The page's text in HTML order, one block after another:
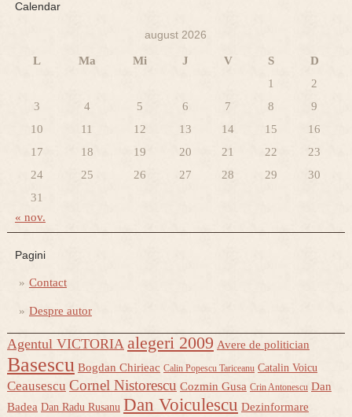
Calendar
august 2026
L Ma Mi J V S
D
1
2
3
4 5 6 7 8
9
10
11 12 13 14 15
16
17
18 19 20 21 22
23
24
25 26 27 28 29
30
31
« nov.
Pagini
Contact
Despre autor
Agentul VICTORIA alegeri 2009 Avere de politician
Basescu Bogdan Chirieac Calin Popescu Tariceanu Catalin Voicu
Ceausescu Cornel Nistorescu Cozmin Gusa Crin Antonescu Dan
Badea Dan Radu Rusanu Dan Voiculescu Dezinformare